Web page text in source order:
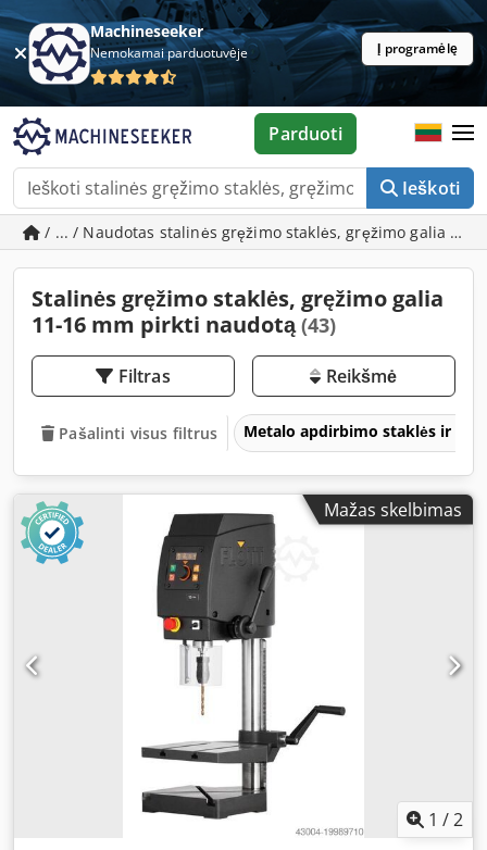
Machineseeker
Nemokamai parduotuvėje Į programėlę
Ieškoti
Parduoti
/ ... / Naudotas stalinės gręžimo staklės, gręžimo galia 11-
Stalinės gręžimo staklės, gręžimo galia
11-16 mm pirkti naudotą(43)
Filtras Reikšmė
Pašalinti visus filtrus Metalo apdirbimo staklės ir
Mažas skelbimas
1 /2